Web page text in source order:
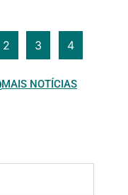
2 3 4
MAIS NOTÍCIAS